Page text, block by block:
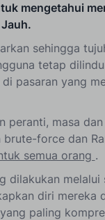
mengetahui
sehingga
tetap
pasaran yang
peranti, masa
force dan
semua orang .
dilakukan
diri mereka
paling